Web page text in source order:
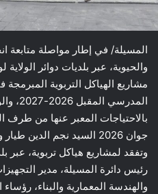
المسيلة/ في إطار مواصلة متابعة
والحيوية، عبر بلديات دوائر
مشاريع الهياكل التربوية
جوان 2026 السيد نجم
وتفقد لمشاريع هياكل تربوية، عبر
رئيس دائرة المسيلة، مدير
والهندسة المعمارية والبناء،